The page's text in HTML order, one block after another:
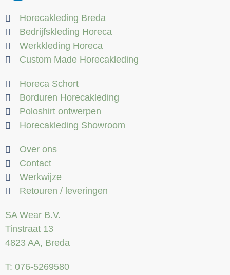
Horecakleding Breda
Bedrijfskleding Horeca
Werkkleding Horeca
Custom Made Horecakleding
Horeca Schort
Borduren Horecakleding
Poloshirt ontwerpen
Horecakleding Showroom
Over ons
Contact
Werkwijze
Retouren / leveringen
SA Wear B.V.
Tinstraat 13
4823 AA, Breda
T: 076-5269580